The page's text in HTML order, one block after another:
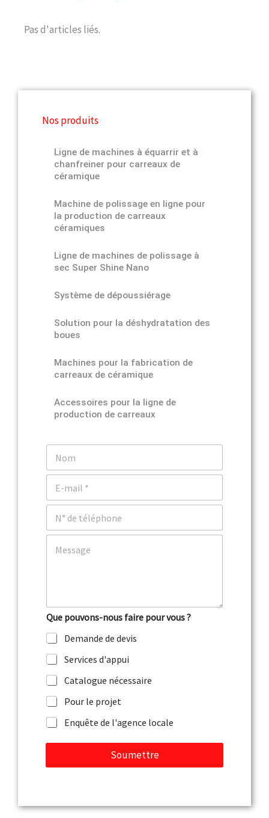
Pas d'articles liés.
Nos produits
Ligne de machines à équarrir et à
chanfreiner pour carreaux de
céramique
Machine de polissage en ligne pour
la production de carreaux
céramiques
Ligne de machines de polissage à
sec Super Shine Nano
Système de dépoussiérage
Solution pour la déshydratation des
boues
Machines pour la fabrication de
carreaux de céramique
Accessoires pour la ligne de
production de carreaux
N
m
C
u
i
T
l
C
t
a
i
r
e
o
u
m
e
g
Que pouvons-nous faire pour vous ?
Demande de devis
Services d'appui
Catalogue nécessaire
Pour le projet
Enquête de l'agence locale
Soumettre